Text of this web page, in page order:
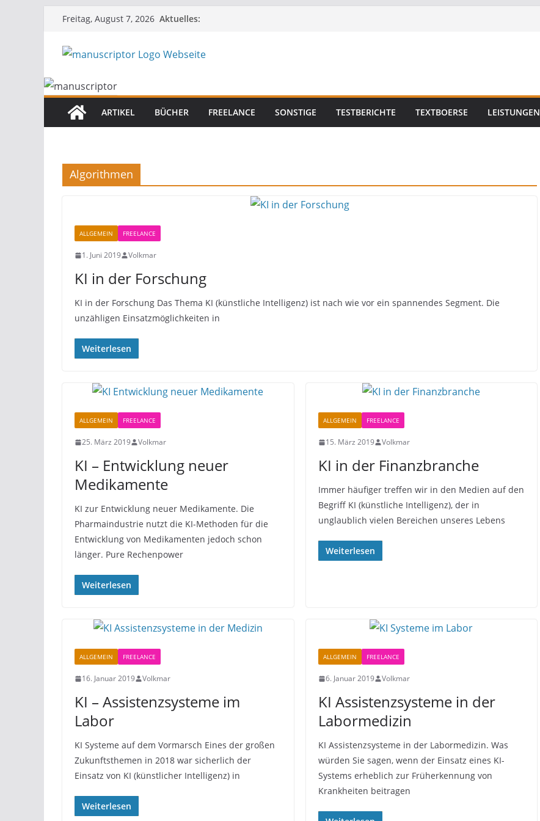
Freitag, August 7, 2026 Aktuelles:
ARTIKEL BÜCHER FREELANCE SONSTIGE TESTBERICHTE TEXTBOERSE LEISTUNGEN
Algorithmen
ALLGEMEIN FREELANCE
1. Juni 2019 Volkmar
KI in der Forschung
KI in der Forschung Das Thema KI (künstliche Intelligenz) ist nach wie vor ein spannendes Segment. Die
unzähligen Einsatzmöglichkeiten in
Weiterlesen
ALLGEMEIN FREELANCE
25. März 2019 Volkmar
KI – Entwicklung neuer
Medikamente
KI zur Entwicklung neuer Medikamente. Die
Pharmaindustrie nutzt die KI-Methoden für die
Entwicklung von Medikamenten jedoch schon
länger. Pure Rechenpower
Weiterlesen
ALLGEMEIN FREELANCE
15. März 2019 Volkmar
KI in der Finanzbranche
Immer häufiger treffen wir in den Medien auf den
Begriff KI (künstliche Intelligenz), der in
unglaublich vielen Bereichen unseres Lebens
Weiterlesen
ALLGEMEIN FREELANCE
16. Januar 2019 Volkmar
KI – Assistenzsysteme im
Labor
KI Systeme auf dem Vormarsch Eines der großen
Zukunftsthemen in 2018 war sicherlich der
Einsatz von KI (künstlicher Intelligenz) in
Weiterlesen
ALLGEMEIN FREELANCE
6. Januar 2019 Volkmar
KI Assistenzsysteme in der
Labormedizin
KI Assistenzsysteme in der Labormedizin. Was
würden Sie sagen, wenn der Einsatz eines KI-
Systems erheblich zur Früherkennung von
Krankheiten beitragen